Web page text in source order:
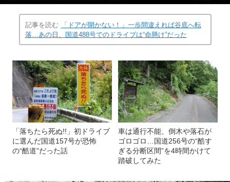
記事を読む
「ドアが開かない！」一歩間違えれば谷底へ転
落…あの日、国道488号でのドライブは“命懸け”だった
「落ちたら死ぬ!!」初ドライブ
に選んだ国道157号が恐怖
の“酷道”だった話
車は通行不能、倒木や落石が
ゴロゴロ…国道256号の“酷す
ぎる分断区間”を4時間かけて
踏破してみた